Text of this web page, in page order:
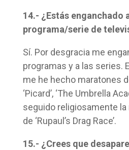
14.- ¿Estás enganchado
programa/serie de
Sí. Por desgracia me
programas y a las series.
me he hecho maratones
‘Picard’, ‘The Umbrella
seguido religiosamente
de ‘Rupaul’s Drag Race’.
15.- ¿Crees que